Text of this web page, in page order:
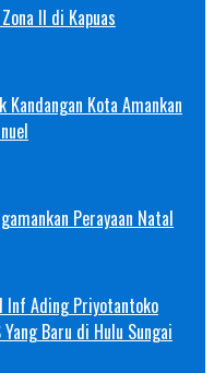
II di Kapuas
Kandangan Kota Amankan
Perayaan Natal
Inf Ading Priyotantoko
Baru di Hulu Sungai